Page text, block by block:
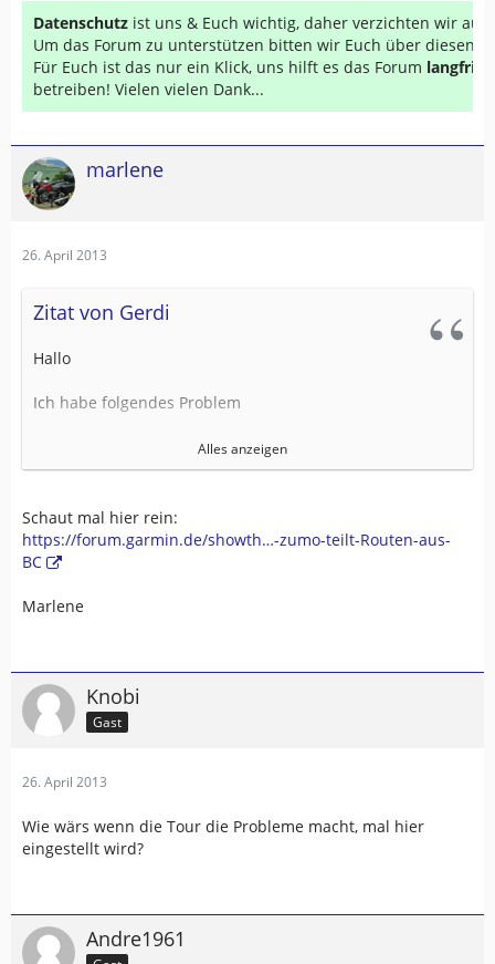
Datenschutz ist uns & Euch wichtig, daher verzichten wir auf
Um das Forum zu unterstützen bitten wir Euch über diesen
Für Euch ist das nur ein Klick, uns hilft es das Forum
betreiben! Vielen vielen Dank...
marlene
26. April 2013
Zitat von Gerdi
Hallo
Ich habe folgendes Problem
Beim Übertragen einer Route auf das Zumo 340
bekomme ich die Fehlermeldung:
trips
Die Probleme kenne ich vom Street Pilot 2820 nicht
Alles anzeigen
Schaut mal hier rein:
https://forum.garmin.de/showth…-zumo-teilt-Routen-aus-
BC
Marlene
Knobi
Gast
26. April 2013
Wie wärs wenn die Tour die Probleme macht, mal hier
eingestellt wird?
Andre1961